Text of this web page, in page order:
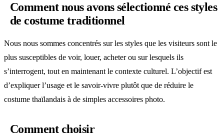
Comment nous avons sélectionné ces styles
de costume traditionnel
Nous nous sommes concentrés sur les styles que les visiteurs sont le
plus susceptibles de voir, louer, acheter ou sur lesquels ils
s’interrogent, tout en maintenant le contexte culturel. L’objectif est
d’expliquer l’usage et le savoir-vivre plutôt que de réduire le
costume thaïlandais à de simples accessoires photo.
Comment choisir